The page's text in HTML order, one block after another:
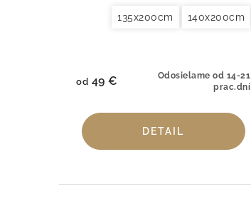
135x200cm 140x200cm
Odosielame od 14-21
prac.dní
od 49 €
DETAIL